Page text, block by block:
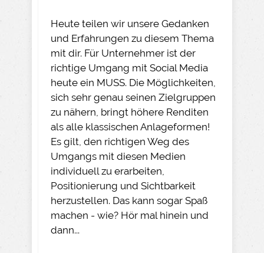
Heute teilen wir unsere Gedanken
und Erfahrungen zu diesem Thema
mit dir. Für Unternehmer ist der
richtige Umgang mit Social Media
heute ein MUSS. Die Möglichkeiten,
sich sehr genau seinen Zielgruppen
zu nähern, bringt höhere Renditen
als alle klassischen Anlageformen!
Es gilt, den richtigen Weg des
Umgangs mit diesen Medien
individuell zu erarbeiten,
Positionierung und Sichtbarkeit
herzustellen. Das kann sogar Spaß
machen - wie? Hör mal hinein und
dann...